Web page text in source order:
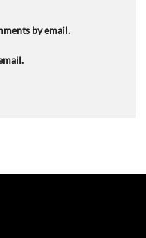
by email.